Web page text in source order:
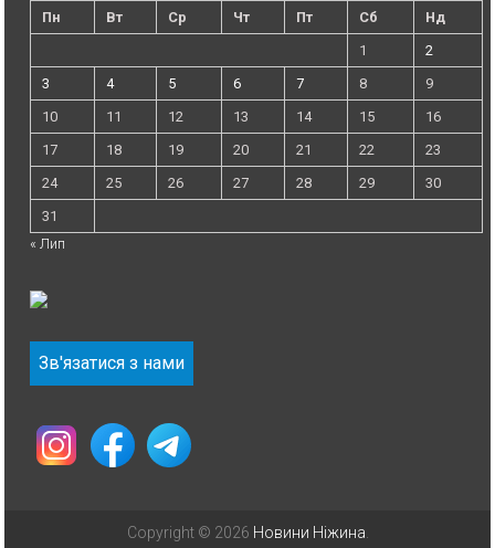
Пн
Вт Ср Чт Пт Сб
Нд
1
2
3
4 5 6 7 8
9
10
11 12 13 14 15
16
17
18 19 20 21 22
23
24
25 26 27 28 29
30
31
« Лип
Зв'язатися з нами
Copyright © 2026 Новини Ніжина.